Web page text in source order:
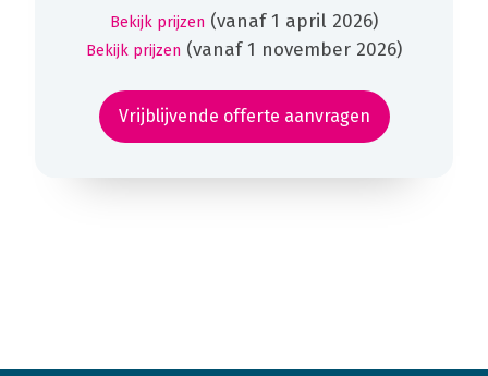
Bekijk prijzen (vanaf 1 april 2026)
Bekijk prijzen (vanaf 1 november 2026)
Vrijblijvende offerte aanvragen